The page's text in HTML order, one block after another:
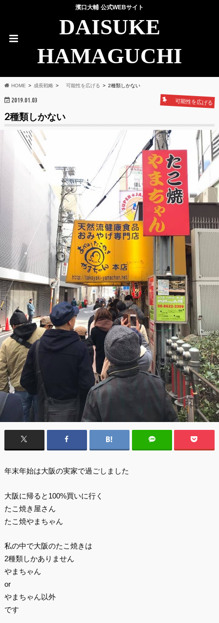
濱口大輔 公式WEBサイト
DAISUKE
HAMAGUCHI
HOME 成長戦略 可能性を広げる 2種類しかない
2019.01.03 可能性を広げる
2種類しかない
年末年始は大阪の実家で過ごしました
大阪に帰ると100%買いに行く
たこ焼き屋さん
たこ焼やまちゃん
私の中で大阪のたこ焼きは
2種類しかありません
やまちゃん
or
やまちゃん以外
です